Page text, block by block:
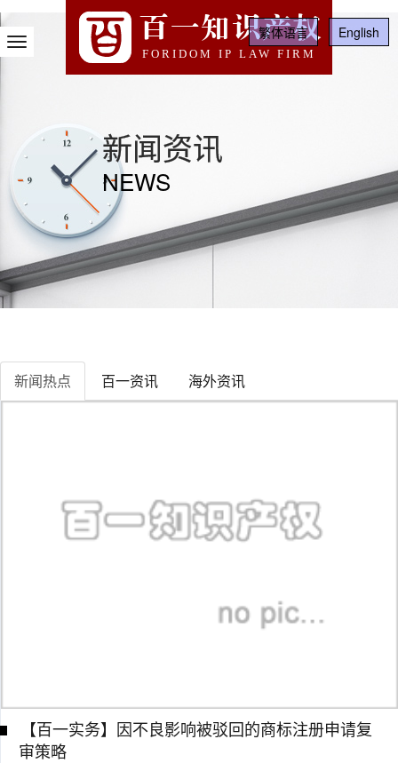
百一知识产权
FORIDOM IP LAW FIRM
English
繁体语言
Toggle
Navigation
新闻资讯
NEWS
新闻热点 百一资讯 海外资讯
【百一实务】因不良影响被驳回的商标注册申请复
审策略